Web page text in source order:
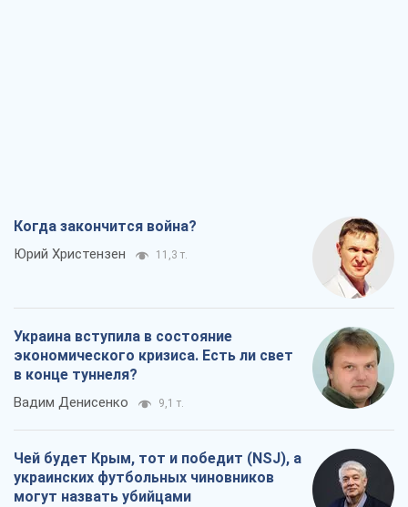
Когда закончится война?
Юрий Христензен 11,3 т.
Украина вступила в состояние
экономического кризиса. Есть ли свет
в конце туннеля?
Вадим Денисенко 9,1 т.
Чей будет Крым, тот и победит (NSJ), а
украинских футбольных чиновников
могут назвать убийцами